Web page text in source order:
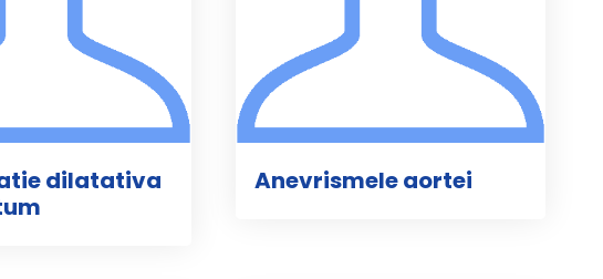
dilatativa
Anevrismele aortei